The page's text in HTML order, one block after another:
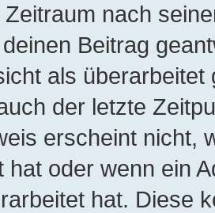
nach
Beitrag
als
der letzte
erscheint nicht,
hat oder wenn ein
hat. Diese